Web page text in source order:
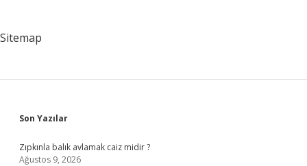
Sitemap
Sidebar
Son Yazılar
Zıpkınla balık avlamak caiz midir ?
Ağustos 9, 2026